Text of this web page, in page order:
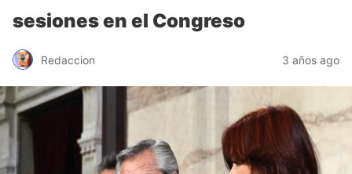
sesiones en el Congreso
Redaccion 3 años ago